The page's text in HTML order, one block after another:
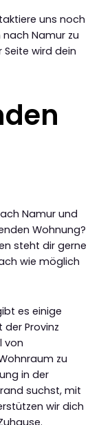
uns noch
nach Namur zu
Seite wird dein
Namur und
Wohnung?
steht dir gerne
wie möglich
es einige
Provinz
von
zu
in der
suchst, mit
wir dich